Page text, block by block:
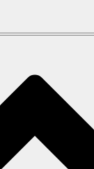
الزلزال
التراث